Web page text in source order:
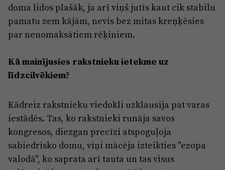
doma lidos plašāk, ja arī viņš jutīs kaut cik stabilu
pamatu zem kājām, nevis bez mitas kreņķēsies
par nenomaksātiem rēķiniem.
Kā mainījusies rakstnieku ietekme uz
līdzcilvēkiem?
Kādreiz rakstnieku viedokli uzklausīja pat varas
iestādēs. Tas, ko rakstnieki runāja savos
kongresos, diezgan precīzi atspoguļoja
sabiedrisko domu, viņi mācēja izteikties "ezopa
valodā", ko saprata arī tauta un tas visus